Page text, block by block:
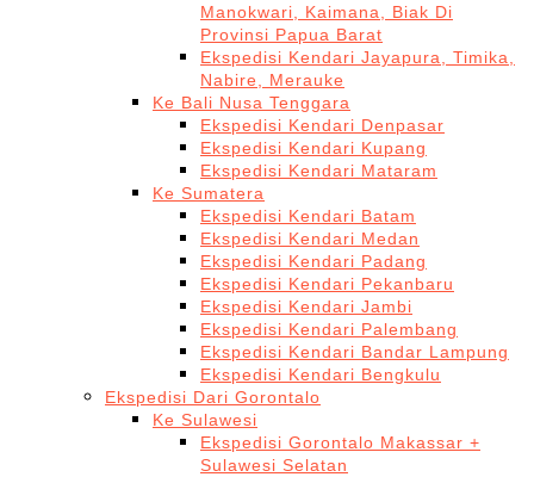
Manokwari, Kaimana, Biak Di
Provinsi Papua Barat
Ekspedisi Kendari Jayapura, Timika,
Nabire, Merauke
Ke Bali Nusa Tenggara
Ekspedisi Kendari Denpasar
Ekspedisi Kendari Kupang
Ekspedisi Kendari Mataram
Ke Sumatera
Ekspedisi Kendari Batam
Ekspedisi Kendari Medan
Ekspedisi Kendari Padang
Ekspedisi Kendari Pekanbaru
Ekspedisi Kendari Jambi
Ekspedisi Kendari Palembang
Ekspedisi Kendari Bandar Lampung
Ekspedisi Kendari Bengkulu
Ekspedisi Dari Gorontalo
Ke Sulawesi
Ekspedisi Gorontalo Makassar +
Sulawesi Selatan